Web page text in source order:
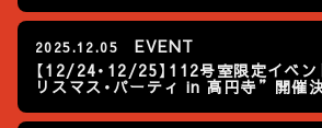
2025.12.05
EVENT
【12/24・12/25】112号室限定イベ
リスマス・パーティ in 高円寺”開催決